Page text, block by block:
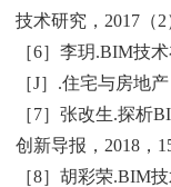
技术研究，2017（2
［6］李玥.BIM技
［J］.住宅与房地
［7］张改生.探析
创新导报，2018，
［8］胡彩荣.BIM